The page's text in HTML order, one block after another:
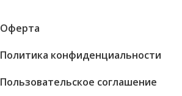
Оферта
Политика конфиденциальности
Пользовательское соглашение